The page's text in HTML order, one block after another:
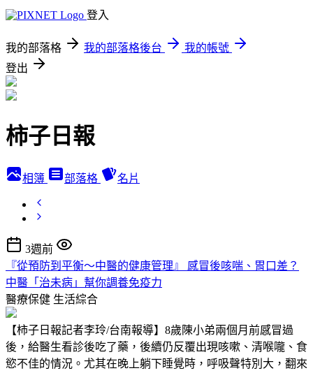
登入
我的部落格 我的部落格後台
我的帳號
登出
柿子日報
相簿 部落格 名片
3週前
『從預防到平衡～中醫的健康管理』 感冒後咳喘、胃口差？
中醫「治未病」幫你調養免疫力
醫療保健 生活綜合
【柿子日報記者李玲/台南報導】8歲陳小弟兩個月前感冒過
後，給醫生看診後吃了藥，後續仍反覆出現咳嗽、清喉嚨、食
慾不佳的情況。尤其在晚上躺下睡覺時，呼吸聲特別大，翻來